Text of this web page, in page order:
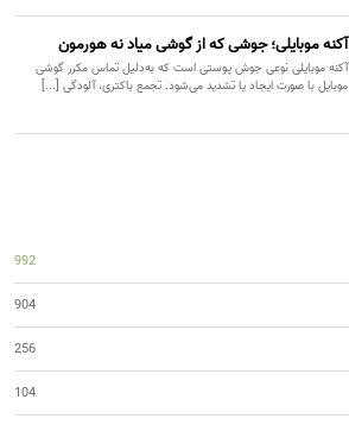
آکنه موبایلی؛ جوشی که از گوشی میاد نه هورمون
آکنه موبایلی نوعی جوش پوستی است که به‌دلیل تماس مکرر گوشی
موبایل با صورت ایجاد یا تشدید می‌شود. تجمع باکتری، آلودگی [...]
992
904
256
104